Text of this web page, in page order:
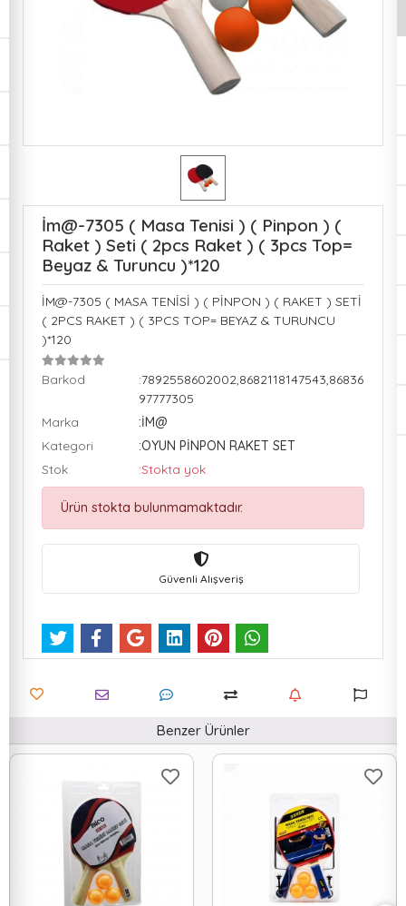
İm@-7305 ( Masa Tenisi ) ( Pinpon ) (
Raket ) Seti ( 2pcs Raket ) ( 3pcs Top=
Beyaz & Turuncu )*120
İM@-7305 ( MASA TENİSİ ) ( PİNPON ) ( RAKET ) SETİ
( 2PCS RAKET ) ( 3PCS TOP= BEYAZ & TURUNCU
)*120
Barkod
:7892558602002,8682118147543,86836
97777305
Marka
:İM@
Kategori
:OYUN PİNPON RAKET SET
Stok
:Stokta yok
Ürün stokta bulunmamaktadır.
Güvenli Alışveriş
Benzer Ürünler